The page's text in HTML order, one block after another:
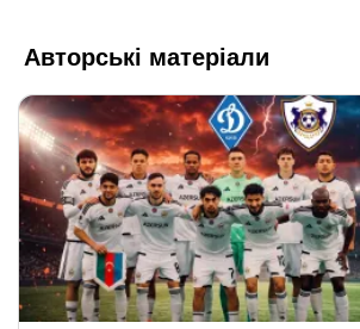
Авторські матеріали